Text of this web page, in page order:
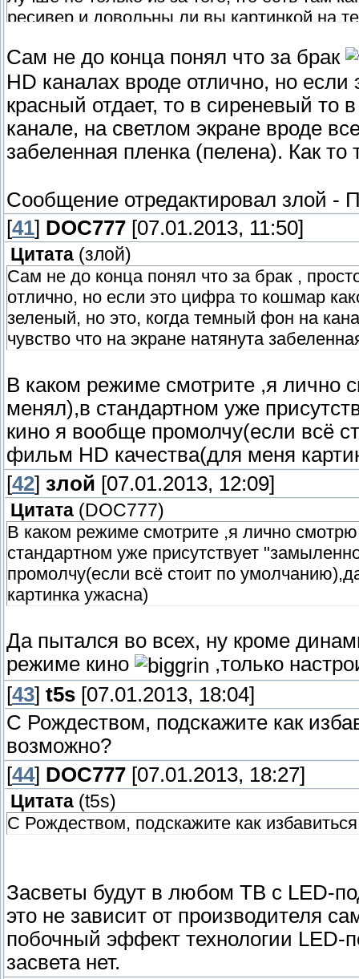
ресивер и довольны ли вы картинкой на
Сам не до конца понял что за брак
HD каналах вроде отлично, но
красный отдает, то в сиреневый то
канале, на светлом экране вроде
забеленная пленка (пелена). Как то
Сообщение отредактировал злой -
[41] DOC777 [07.01.2013, 11:50]
Цитата (злой)
Сам не до конца понял что за брак ,
отлично, но если это цифра то кошмар
зеленый, но это, когда темный фон на
чувство что на экране натянута
В каком режиме смотрите ,я лично
менял),в стандартном уже
кино я вообще промолчу(если всё
фильм НD качества(для меня
[42] злой [07.01.2013, 12:09]
Цитата ( DOC777)
В каком режиме смотрите ,я лично
стандартном уже присутствует
промолчу(если всё стоит по
картинка ужасна)
Да пытался во всех, ну кроме
режиме кино
,только
[43] t5s [07.01.2013, 18:04]
С Рождеством, подскажите как
возможно?
[44] DOC777 [07.01.2013, 18:27]
Цитата (t5s)
С Рождеством, подскажите как
Засветы будут в любом ТВ с LED-
это не зависит от производителя
побочный эффект технологии LED-
засвета нет.